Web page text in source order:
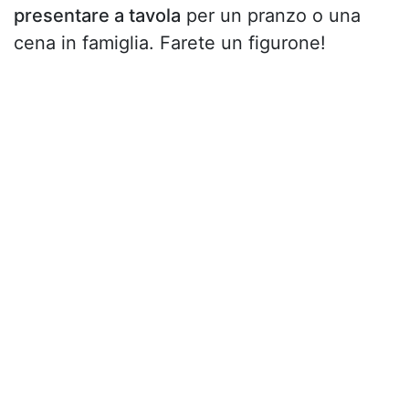
presentare a tavola per un pranzo o una
cena in famiglia. Farete un figurone!